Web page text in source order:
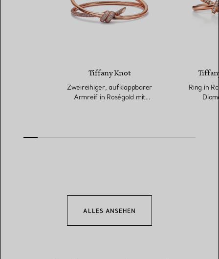
Tiffany Knot
Zweireihiger, aufklappbarer
Armreif in Roségold mit
Ring in
ALLES ANSEHEN